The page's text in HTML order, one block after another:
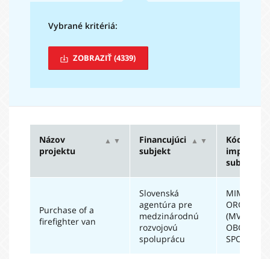
Vybrané kritériá:
ZOBRAZIŤ(4339)
Názov
projektu
▲ ▼
Financujúci
subjekt
▲ ▼
Kód
impl.
subjektu
Purchase of a
firefighter van
Slovenská
agentúra pre
medzinárodnú
rozvojovú
spoluprácu
(MVO) A